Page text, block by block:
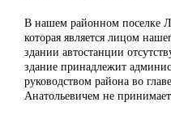
В нашем районном поселке
которая является лицом
здании автостанции
здание принадлежит
руководством района во
Анатольевичем не